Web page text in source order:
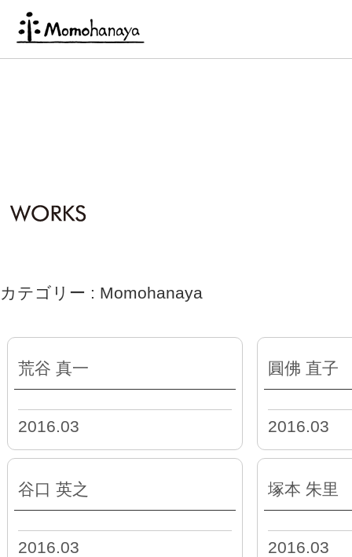
カテゴリー : Momohanaya
荒谷 真一
2016.03
圓佛 直子
2016.03
谷口 英之
2016.03
塚本 朱里
2016.03